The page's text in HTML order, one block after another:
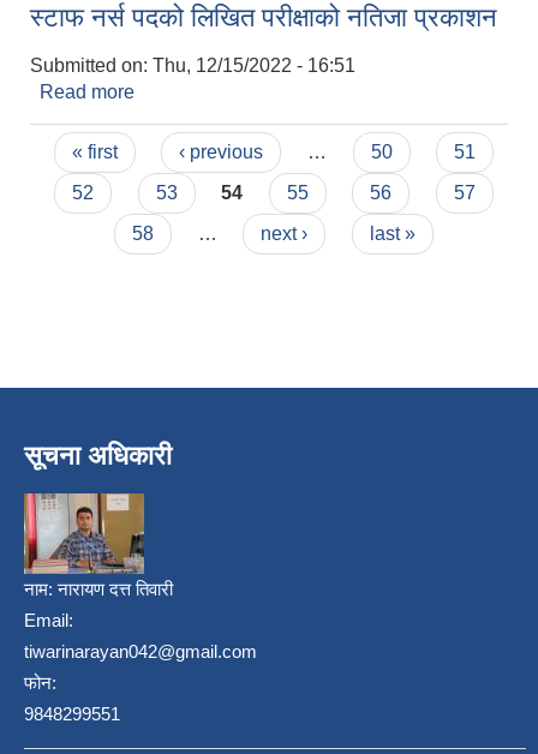
स्टाफ नर्स पदको लिखित परीक्षाको नतिजा प्रकाशन
Submitted on: Thu, 12/15/2022 - 16:51
Read more
Pages
« first ‹ previous … 50
51
52
53 54 55 56
57
58
… next › last »
सूचना अधिकारी
नाम:नारायण दत्त तिवारी
Email:
tiwarinarayan042@gmail.com
फोन:
9848299551